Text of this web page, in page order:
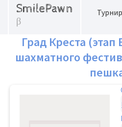
SmilePawn
β
Град Креста (этап
шахматного